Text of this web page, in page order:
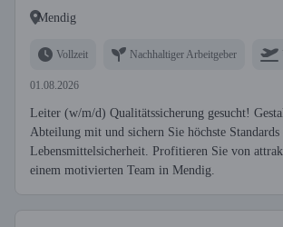
Mendig
Vollzeit Nachhaltiger Arbeitgeber
01.08.2026
Leiter (w/m/d) Qualitätssicherung gesucht!
Abteilung mit und sichern Sie höchste
Lebensmittelsicherheit. Profitieren Sie von
einem motivierten Team in Mendig.